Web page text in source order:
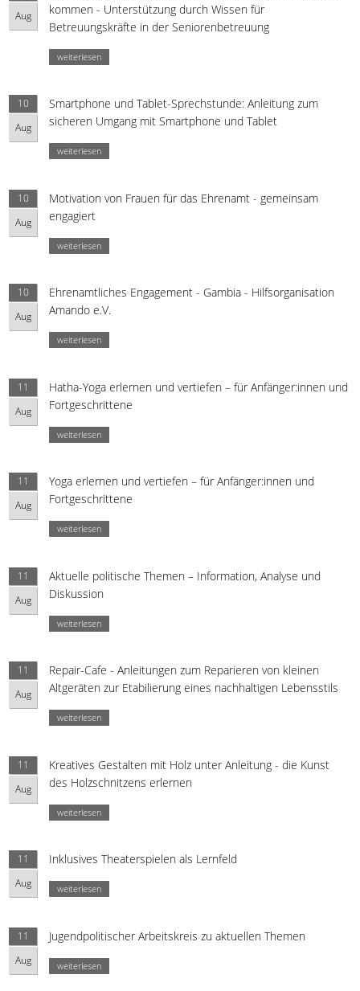
Aug
kommen - Unterstützung durch Wissen für
Betreuungskräfte in der Seniorenbetreuung
weiterlesen
10
Aug
Smartphone und Tablet-Sprechstunde: Anleitung zum
sicheren Umgang mit Smartphone und Tablet
weiterlesen
10
Aug
Motivation von Frauen für das Ehrenamt - gemeinsam
engagiert
weiterlesen
10
Aug
Ehrenamtliches Engagement - Gambia - Hilfsorganisation
Amando e.V.
weiterlesen
11
Aug
Hatha-Yoga erlernen und vertiefen – für Anfänger:innen und
Fortgeschrittene
weiterlesen
11
Aug
Yoga erlernen und vertiefen – für Anfänger:innen und
Fortgeschrittene
weiterlesen
11
Aug
Aktuelle politische Themen – Information, Analyse und
Diskussion
weiterlesen
11
Aug
Repair-Cafe - Anleitungen zum Reparieren von kleinen
Altgeräten zur Etabilierung eines nachhaltigen Lebensstils
weiterlesen
11
Aug
Kreatives Gestalten mit Holz unter Anleitung - die Kunst
des Holzschnitzens erlernen
weiterlesen
11
Aug
Inklusives Theaterspielen als Lernfeld
weiterlesen
11
Aug
Jugendpolitischer Arbeitskreis zu aktuellen Themen
weiterlesen